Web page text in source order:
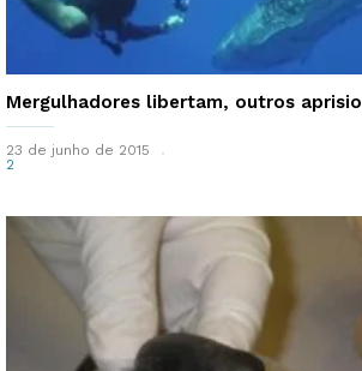
Mergulhadores libertam, outros
23 de junho de 2015
2